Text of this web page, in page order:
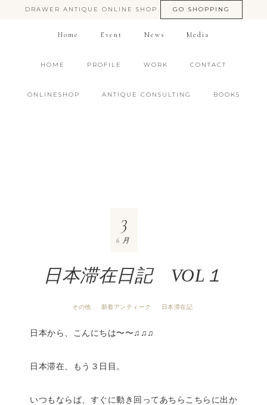
DRAWER ANTIQUE ONLINE SHOP GO SHOPPING
Home Event News Media
HOME PROFILE WORK CONTACT
ONLINESHOP ANTIQUE CONSULTING BOOKS
日本滞在日記 VOL１
その他 · 新着アンティーク · 日本滞在記
3
6月
日本から、こんにちは〜〜♫♫♫
日本滞在、もう３日目。
いつもならば、すぐに動き回ってあちらこちらに出か